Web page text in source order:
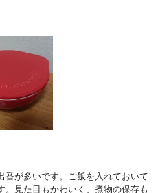
番が多いです。ご飯を入れておいて
見た目もかわいく、煮物の保存も